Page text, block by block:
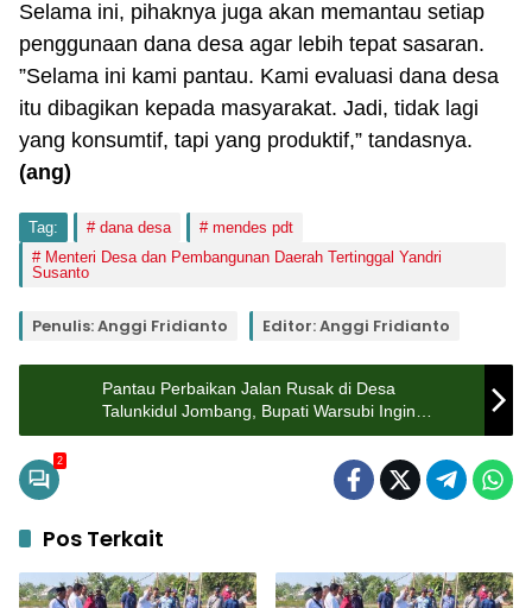
Selama ini, pihaknya juga akan memantau setiap
penggunaan dana desa agar lebih tepat sasaran.
”Selama ini kami pantau. Kami evaluasi dana desa
itu dibagikan kepada masyarakat. Jadi, tidak lagi
yang konsumtif, tapi yang produktif,” tandasnya.
(ang)
Tag: dana desa
mendes pdt
Menteri Desa dan Pembangunan Daerah Tertinggal Yandri
Susanto
Penulis: Anggi Fridianto Editor: Anggi Fridianto
Pantau Perbaikan Jalan Rusak di Desa
Talunkidul Jombang, Bupati Warsubi Ingin
Perbaikan Dilakukan Merata
2
Pos Terkait